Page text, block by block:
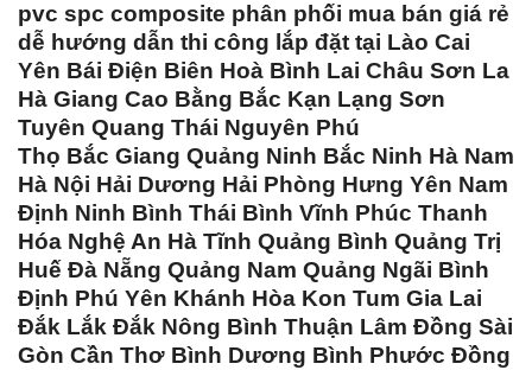
pvc spc composite phân phối mua bán giá rẻ
dễ hướng dẫn thi công lắp đặt tại Lào Cai
Yên Bái Điện Biên Hoà Bình Lai Châu Sơn La
Hà Giang Cao Bằng Bắc Kạn Lạng Sơn
Tuyên Quang Thái Nguyên Phú
Thọ Bắc Giang Quảng Ninh Bắc Ninh Hà Nam
Hà Nội Hải Dương Hải Phòng Hưng Yên Nam
Định Ninh Bình Thái Bình Vĩnh Phúc Thanh
Hóa Nghệ An Hà Tĩnh Quảng Bình Quảng Trị
Huế Đà Nẵng Quảng Nam Quảng Ngãi Bình
Định Phú Yên Khánh Hòa Kon Tum Gia Lai
Đắk Lắk Đắk Nông Bình Thuận Lâm Đồng Sài
Gòn Cần Thơ Bình Dương Bình Phước Đồng